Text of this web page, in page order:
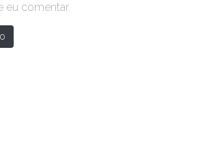
eu comentar.